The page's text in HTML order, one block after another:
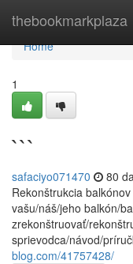
thebookmarkplaza
Home
Home
1
```
safaciyo071470 80
Rekonštrukcia
vašu/náš/jeho balkón/
zrekonštruovať/
sprievodca/návod/
blog.com/41757428/